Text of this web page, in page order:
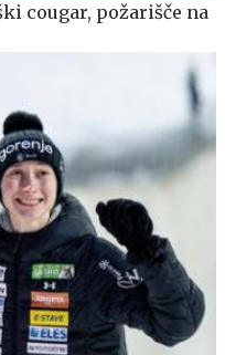
cougar, požarišče na